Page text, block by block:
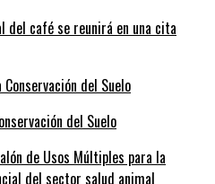
del café se reunirá en una cita
del Suelo